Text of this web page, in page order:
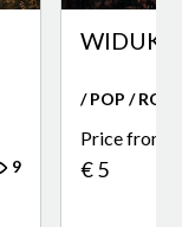
9
/ POP /
Price from
€ 5